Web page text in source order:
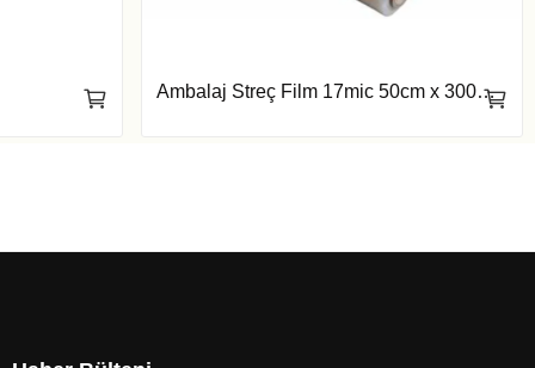
Ambalaj Streç Film 17mic 50cm x 300mt 1.25kg